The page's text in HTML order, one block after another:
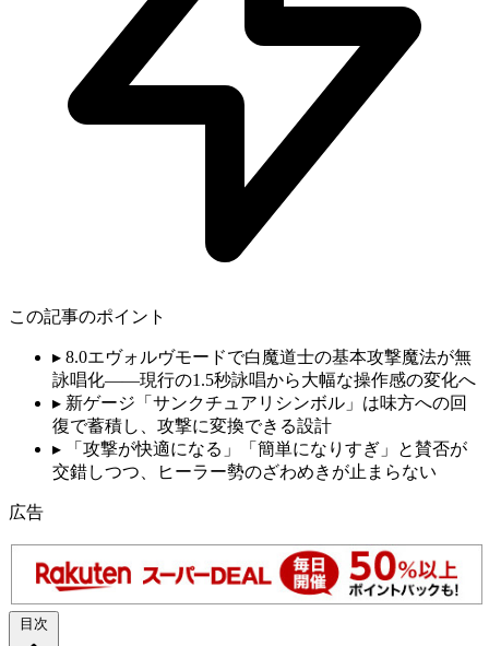
この記事のポイント
▸ 8.0エヴォルヴモードで白魔道士の基本攻撃魔法が無
詠唱化——現行の1.5秒詠唱から大幅な操作感の変化へ
▸ 新ゲージ「サンクチュアリシンボル」は味方への回
復で蓄積し、攻撃に変換できる設計
▸
「攻撃が快適になる」「簡単になりすぎ」と賛否が
交錯しつつ、ヒーラー勢のざわめきが止まらない
広告
目次